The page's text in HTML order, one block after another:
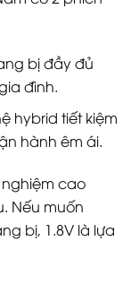
bị đầy đủ
đình.
hybrid tiết kiệm
hành êm ái.
nghiệm cao
Nếu muốn
bị, 1.8V là lựa